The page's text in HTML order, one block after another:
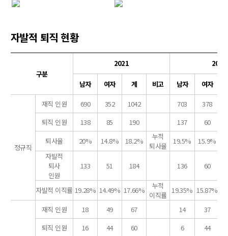
자발적 퇴직 현황
구분
2021 2022
남자 여자 계 비고 남자 여자
정규직
재직 인원 690 352 1042 703 378
퇴직 인원
138 85 190 137 60
퇴사율
20% 14.8% 18.2%
누적
퇴사율
19.5% 15.9%
자발적
퇴사
인원
133 51 184 136 60
자발적 이직률 19.28% 14.49% 17.66%
누적
이직률
19.35% 15.87%
재직 인원 18 49 67 14
37
퇴직 인원
16 44 60 6
44